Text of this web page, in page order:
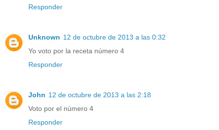
Responder
Unknown 12 de octubre de 2013 a las 0:32
Yo voto por la receta número 4
Responder
John 12 de octubre de 2013 a las 2:18
Voto por el número 4
Responder